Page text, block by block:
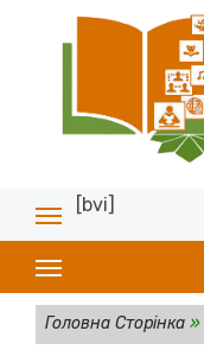
[bvi]
Головна Сторінка»